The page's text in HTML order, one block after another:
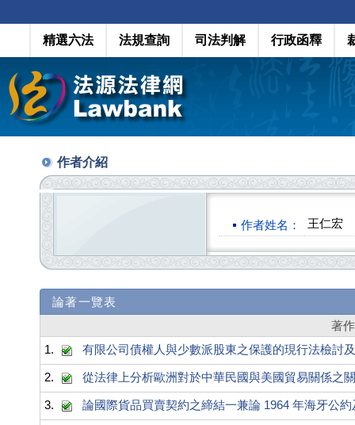
精選六法 法規查詢 司法判解 行政函釋
作者介紹
作者姓名： 王仁宏
論著一覽表
著
1.
有限公司債權人與少數派股東之保護的現行法檢討
2. 從法律上分析歐洲對於中華民國與美國貿易關係之
3. 論國際貨品買賣契約之締結一兼論 1964 年海牙公